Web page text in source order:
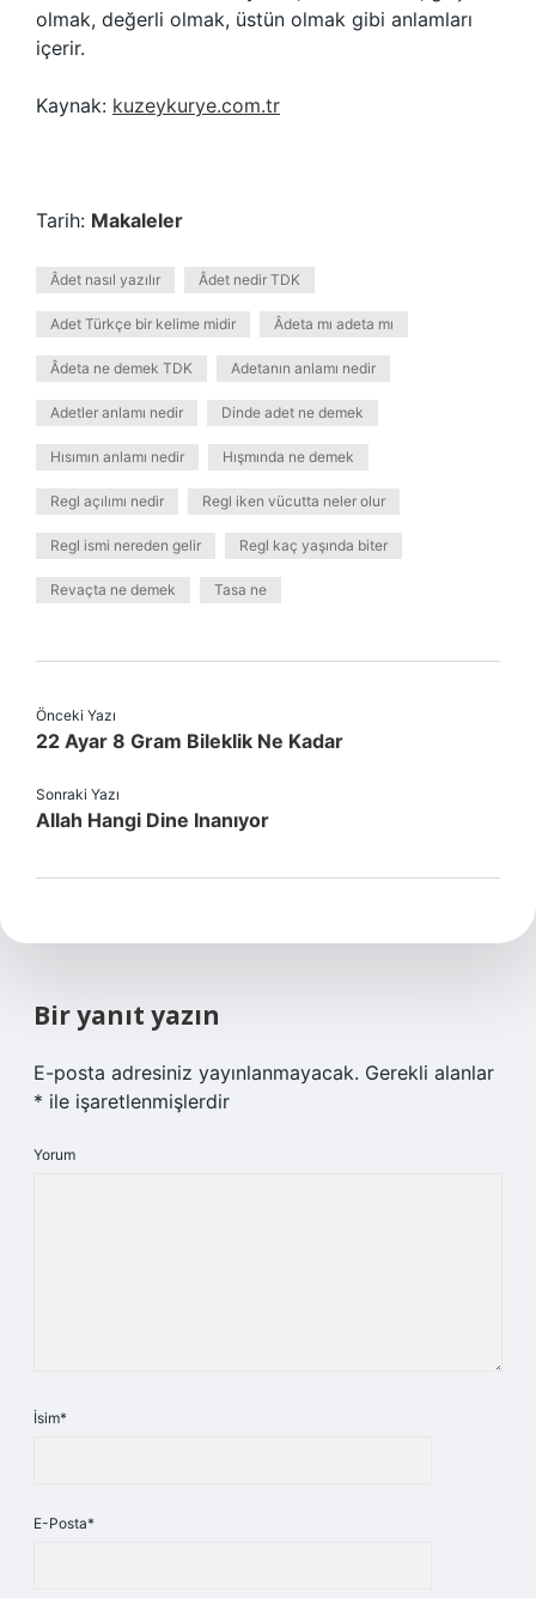
olmak, değerli olmak, üstün olmak gibi anlamları
içerir.
Kaynak: kuzeykurye.com.tr
Tarih: Makaleler
Âdet nasıl yazılır Âdet nedir TDK
Adet Türkçe bir kelime midir Âdeta mı adeta mı
Âdeta ne demek TDK Adetanın anlamı nedir
Adetler anlamı nedir Dinde adet ne demek
Hısımın anlamı nedir Hışmında ne demek
Regl açılımı nedir Regl iken vücutta neler olur
Regl ismi nereden gelir Regl kaç yaşında biter
Revaçta ne demek Tasa ne
Önceki Yazı
22 Ayar 8 Gram Bileklik Ne Kadar
Sonraki Yazı
Allah Hangi Dine Inanıyor
Bir yanıt yazın
E-posta adresiniz yayınlanmayacak. Gerekli alanlar
* ile işaretlenmişlerdir
Yorum
İsim*
E-Posta*